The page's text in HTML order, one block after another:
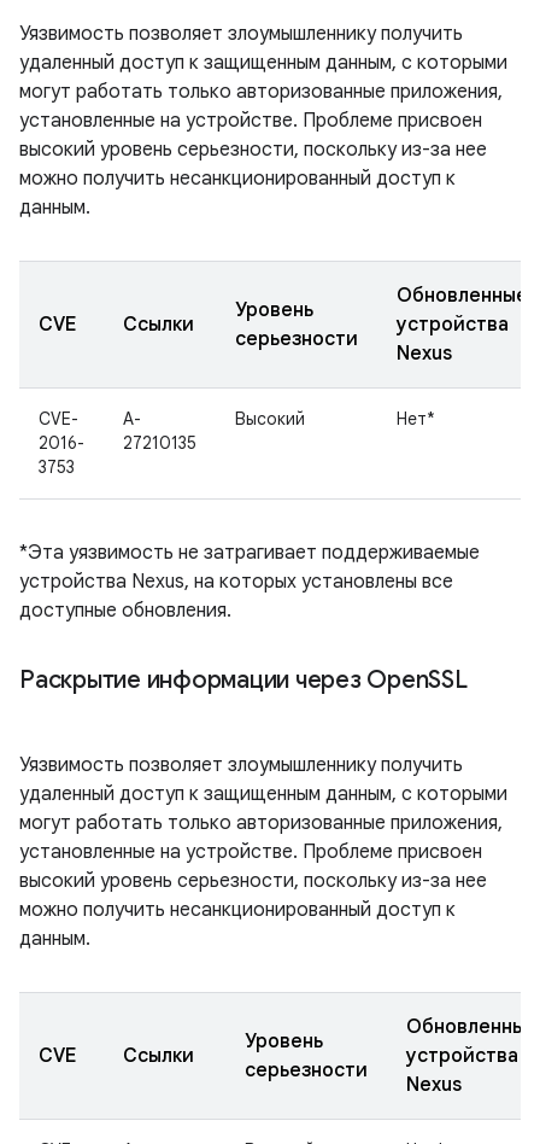
Уязвимость позволяет злоумышленнику получить
удаленный доступ к защищенным данным, с которыми
могут работать только авторизованные приложения,
установленные на устройстве. Проблеме присвоен
высокий уровень серьезности, поскольку из-за нее
можно получить несанкционированный доступ к
данным.
CVE Ссылки
Уровень
серьезности
Обновленные
устройства
Nexus
CVE-
2016-
3753
A-
27210135
Высокий Нет*
*Эта уязвимость не затрагивает поддерживаемые
устройства Nexus, на которых установлены все
доступные обновления.
Раскрытие информации через OpenSSL
Уязвимость позволяет злоумышленнику получить
удаленный доступ к защищенным данным, с которыми
могут работать только авторизованные приложения,
установленные на устройстве. Проблеме присвоен
высокий уровень серьезности, поскольку из-за нее
можно получить несанкционированный доступ к
данным.
CVE Ссылки
Уровень
серьезности
Обновленные
устройства
Nexus